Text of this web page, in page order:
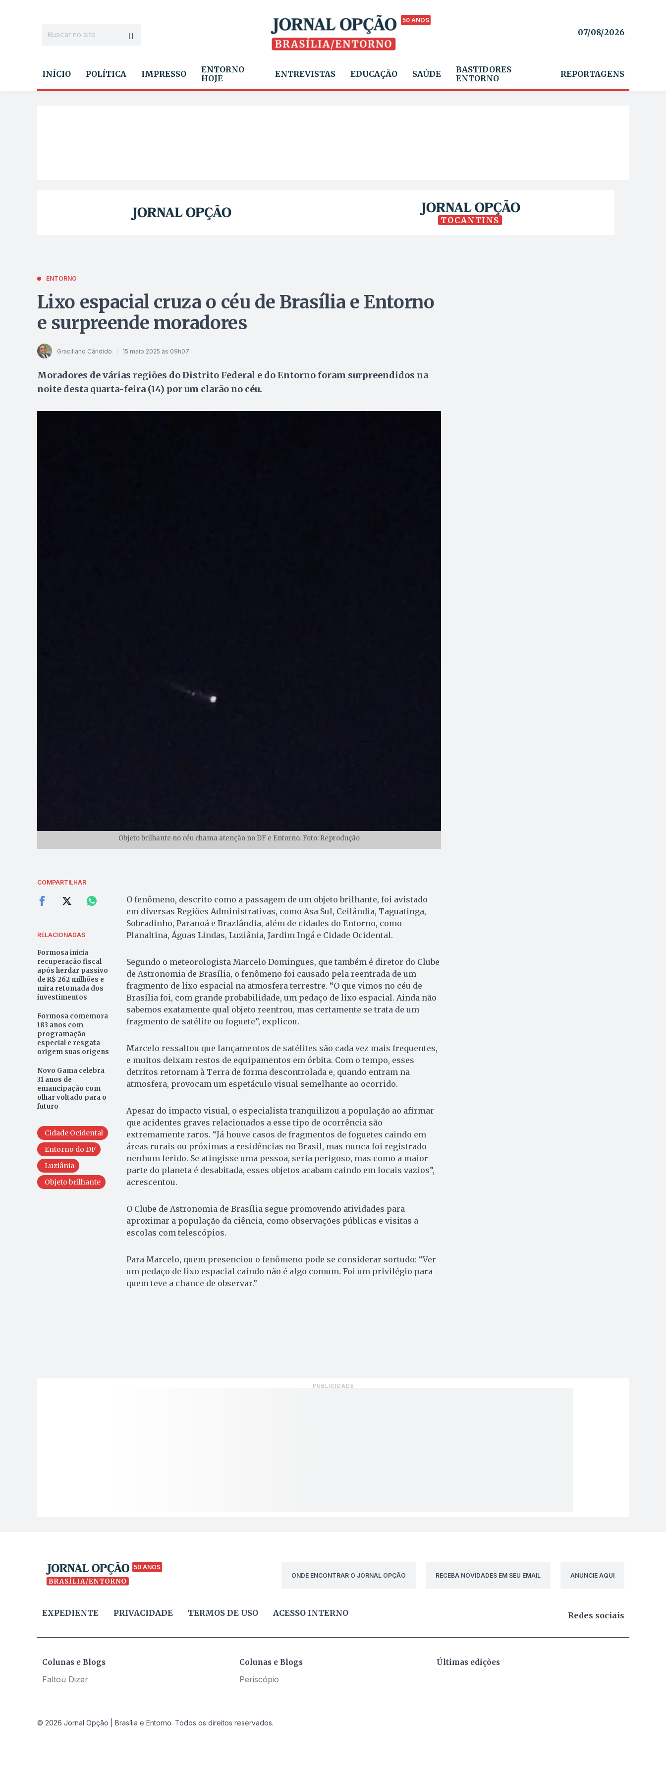
50 ANOS
07/08/2026
INÍCIO POLÍTICA IMPRESSO
ENTORNO
HOJE
ENTREVISTAS EDUCAÇÃO SAÚDE
BASTIDORES
ENTORNO
REPORTAGENS
TOCANTINS
ENTORNO
Lixo espacial cruza o céu de Brasília e Entorno
e surpreende moradores
Graciliano Cândido 15 maio 2025 às 09h07
Moradores de várias regiões do Distrito Federal e do Entorno foram surpreendidos na
noite desta quarta-feira (14) por um clarão no céu.
Objeto brilhante no céu chama atenção no DF e Entorno. Foto: Reprodução
COMPARTILHAR
RELACIONADAS
Formosa inicia
recuperação fiscal
após herdar passivo
de R$ 262 milhões e
mira retomada dos
investimentos
Formosa comemora
183 anos com
programação
especial e resgata
origem suas origens
Novo Gama celebra
31 anos de
emancipação com
olhar voltado para o
futuro
Cidade Ocidental
Entorno do DF
Luziânia
Objeto brilhante
O fenômeno, descrito como a passagem de um objeto brilhante, foi avistado
em diversas Regiões Administrativas, como Asa Sul, Ceilândia, Taguatinga,
Sobradinho, Paranoá e Brazlândia, além de cidades do Entorno, como
Planaltina, Águas Lindas, Luziânia, Jardim Ingá e Cidade Ocidental.
Segundo o meteorologista Marcelo Domingues, que também é diretor do Clube
de Astronomia de Brasília, o fenômeno foi causado pela reentrada de um
fragmento de lixo espacial na atmosfera terrestre. “O que vimos no céu de
Brasília foi, com grande probabilidade, um pedaço de lixo espacial. Ainda não
sabemos exatamente qual objeto reentrou, mas certamente se trata de um
fragmento de satélite ou foguete”, explicou.
Marcelo ressaltou que lançamentos de satélites são cada vez mais frequentes,
e muitos deixam restos de equipamentos em órbita. Com o tempo, esses
detritos retornam à Terra de forma descontrolada e, quando entram na
atmosfera, provocam um espetáculo visual semelhante ao ocorrido.
Apesar do impacto visual, o especialista tranquilizou a população ao afirmar
que acidentes graves relacionados a esse tipo de ocorrência são
extremamente raros. “Já houve casos de fragmentos de foguetes caindo em
áreas rurais ou próximas a residências no Brasil, mas nunca foi registrado
nenhum ferido. Se atingisse uma pessoa, seria perigoso, mas como a maior
parte do planeta é desabitada, esses objetos acabam caindo em locais vazios”,
acrescentou.
O Clube de Astronomia de Brasília segue promovendo atividades para
aproximar a população da ciência, como observações públicas e visitas a
escolas com telescópios.
Para Marcelo, quem presenciou o fenômeno pode se considerar sortudo: “Ver
um pedaço de lixo espacial caindo não é algo comum. Foi um privilégio para
quem teve a chance de observar.”
50 ANOS
ONDE ENCONTRAR O JORNAL OPÇÃO
RECEBA NOVIDADES EM SEU EMAIL ANUNCIE AQUI
EXPEDIENTE PRIVACIDADE TERMOS DE USO ACESSO INTERNO Redes sociais
Colunas e Blogs
Faltou Dizer
Colunas e Blogs
Periscópio
Últimas edições
© 2026 Jornal Opção | Brasília e Entorno. Todos os direitos reservados.